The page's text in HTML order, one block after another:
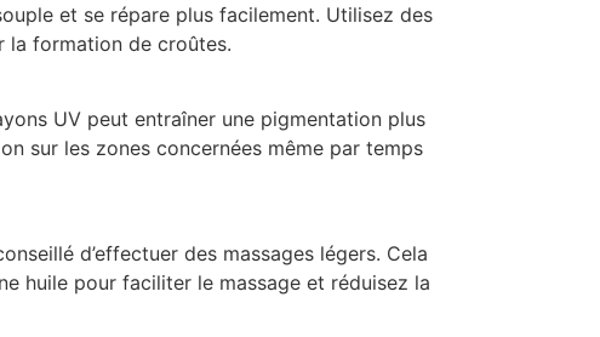
et se répare plus facilement. Utilisez des
la formation de croûtes.
UV peut entraîner une pigmentation plus
sur les zones concernées même par temps
d’effectuer des massages légers. Cela
huile pour faciliter le massage et réduisez la